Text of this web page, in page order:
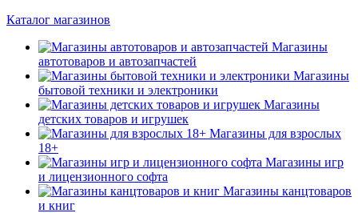
Каталог магазинов
Магазины
автотоваров и автозапчастей
Магазины
бытовой техники и электроники
Магазины
детских товаров и игрушек
Магазины для взрослых
18+
Магазины игр
и лицензионного софта
Магазины канцтоваров
и книг